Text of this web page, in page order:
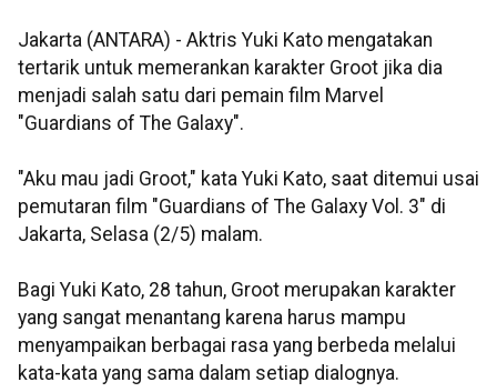
Jakarta (ANTARA) - Aktris Yuki Kato mengatakan
tertarik untuk memerankan karakter Groot jika dia
menjadi salah satu dari pemain film Marvel
"Guardians of The Galaxy".
"Aku mau jadi Groot," kata Yuki Kato, saat ditemui usai
pemutaran film "Guardians of The Galaxy Vol. 3" di
Jakarta, Selasa (2/5) malam.
Bagi Yuki Kato, 28 tahun, Groot merupakan karakter
yang sangat menantang karena harus mampu
menyampaikan berbagai rasa yang berbeda melalui
kata-kata yang sama dalam setiap dialognya.